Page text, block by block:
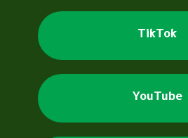
TikTok
YouTube